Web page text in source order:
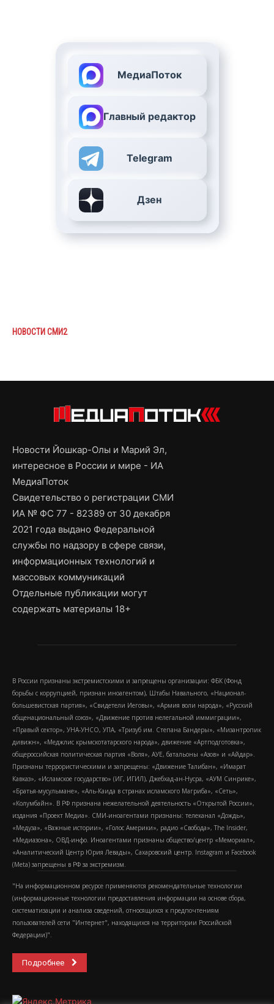
МедиаПоток
Главный редактор
Telegram
Дзен
НОВОСТИ СМИ2
Новости Йошкар-Олы и Марий Эл,
интересное в России и мире - ИА
МедиаПоток
Свидетельство о регистрации СМИ
ИА № ФС 77 - 82389 от 30 декабря
2021 года выдано Федеральной
службы по надзору в сфере связи,
информационных технологий и
массовых коммуникаций
Отдельные публикации могут
содержать материалы 18+
В России признаны экстремистскими и запрещены организации: ФБК (Фонд
борьбы с коррупцией, признан иноагентом), Штабы Навального, «Национал-
большевистская партия», «Свидетели Иеговы», «Армия воли народа», «Русский
общенациональный союз», «Движение против нелегальной иммиграции»,
«Правый сектор», УНА-УНСО, УПА, «Тризуб им. Степана Бандеры», «Мизантропик
дивижн», «Меджлис крымскотатарского народа», движение «Артподготовка»,
общероссийская политическая партия «Воля», АУЕ, батальоны «Азов» и «Айдар».
Признаны террористическими и запрещены: «Движение Талибан», «Имарат
Кавказ», «Исламское государство» (ИГ, ИГИЛ), Джебхад-ан-Нусра, «АУМ Синрике»,
«Братья-мусульмане», «Аль-Каида в странах исламского Магриба», «Сеть»,
«Колумбайн». В РФ признана нежелательной деятельность «Открытой России»,
издания «Проект Медиа». СМИ-иноагентами признаны: телеканал «Дождь»,
«Медуза», «Важные истории», «Голос Америки», радио «Свобода», The Insider,
«Медиазона», ОВД-инфо. Иноагентами признаны общество/центр «Мемориал»,
«Аналитический Центр Юрия Левады», Сахаровский центр. Instagram и Facebook
(Metа) запрещены в РФ за экстремизм.
"На информационном ресурсе применяются рекомендательные технологии
(информационные технологии предоставления информации на основе сбора,
систематизации и анализа сведений, относящихся к предпочтениям
пользователей сети "Интернет", находящихся на территории Российской
Федерации)".
Подробнее